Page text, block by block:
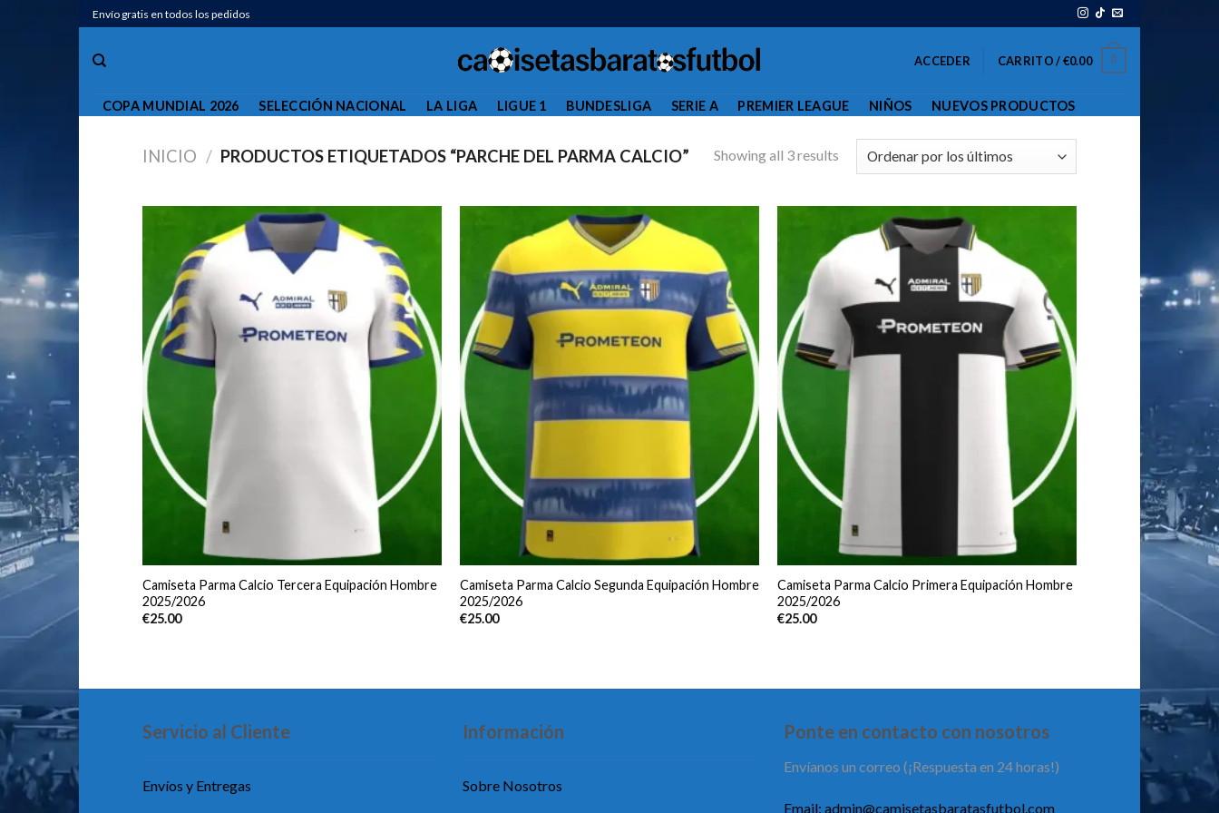
Saltar
al
contenido
Envío gratis en todos los pedidos
ACCEDER CARRITO /€0.00 0
COPA MUNDIAL 2026 SELECCIÓN NACIONAL LA LIGA LIGUE 1 BUNDESLIGA SERIE A PREMIER LEAGUE NIÑOS NUEVOS PRODUCTOS
INICIO / PRODUCTOS ETIQUETADOS “PARCHE DEL PARMA CALCIO” Showing all 3 results
Camiseta Parma Calcio Tercera Equipación Hombre
2025/2026
€25.00
Camiseta Parma Calcio Segunda Equipación Hombre
2025/2026
€25.00
Camiseta Parma Calcio Primera Equipación Hombre
2025/2026
€25.00
Servicio al Cliente
Envíos y Entregas
Información
Sobre Nosotros
Ponte en contacto con nosotros
Envíanos un correo (¡Respuesta en 24 horas!)
Email: admin@camisetasbaratasfutbol.com